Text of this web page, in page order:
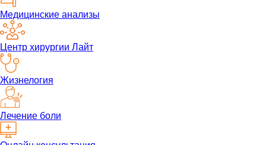
Медицинские анализы
Центр хирургии Лайт
Жизнелогия
Лечение боли